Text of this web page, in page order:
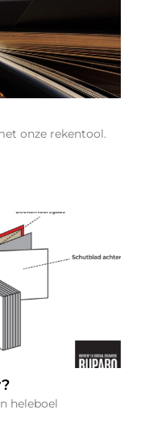
onze rekentool.
heleboel